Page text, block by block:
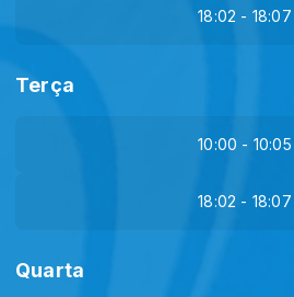
18:02 - 18:07
Terça
10:00 - 10:05
18:02 - 18:07
Quarta